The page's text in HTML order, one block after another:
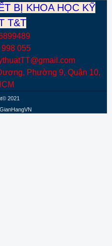
BỊ KHOA HỌC KỸ
T&T
998 055
Phường 9, Quận 10,
2021
GianHangVN